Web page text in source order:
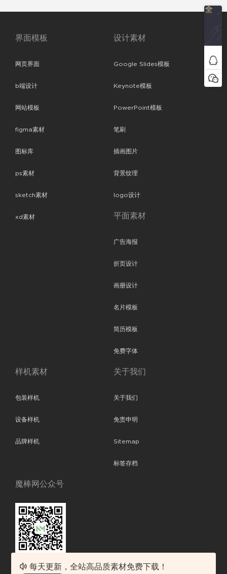
界面模板
网页界面
b端设计
网站模板
figma素材
图标库
ps素材
sketch素材
xd素材
设计素材
Google Slides模板
Keynote模板
PowerPoint模板
笔刷
插画图片
背景纹理
logo设计
平面素材
广告海报
折页设计
画册设计
名片模板
简历模板
免费字体
样机素材
包装样机
设备样机
品牌样机
关于我们
关于我们
免责申明
Sitemap
标签存档
魔棒网公众号
每天更新，全站高品质素材免费下载！